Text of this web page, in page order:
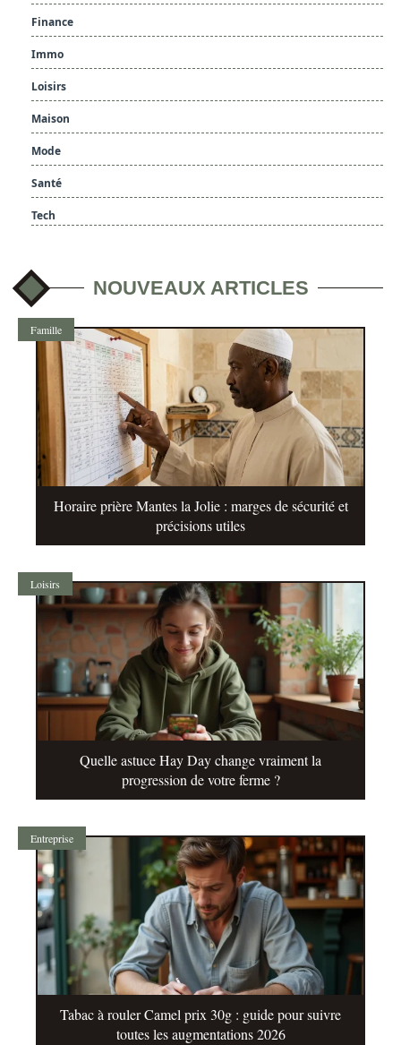
Finance
Immo
Loisirs
Maison
Mode
Santé
Tech
NOUVEAUX ARTICLES
Famille
Horaire prière Mantes la Jolie : marges de sécurité et
précisions utiles
Loisirs
Quelle astuce Hay Day change vraiment la
progression de votre ferme ?
Entreprise
Tabac à rouler Camel prix 30g : guide pour suivre
toutes les augmentations 2026